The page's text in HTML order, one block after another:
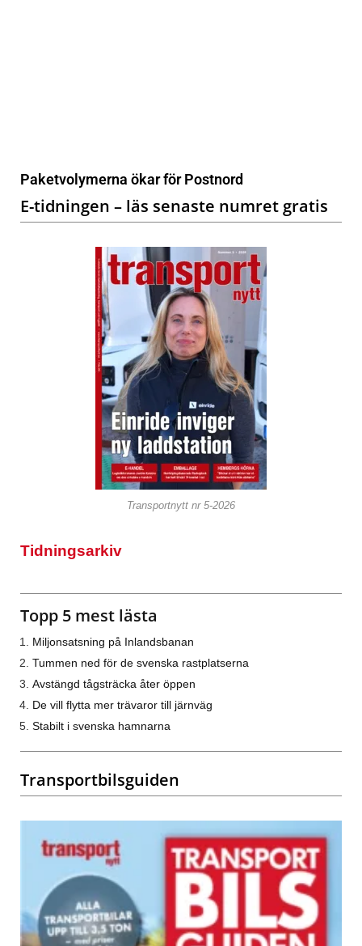
Paketvolymerna ökar för Postnord
E-tidningen – läs senaste numret gratis
Transportnytt nr 5-2026
Tidningsarkiv
Topp 5 mest lästa
Miljonsatsning på Inlandsbanan
Tummen ned för de svenska rastplatserna
Avstängd tågsträcka åter öppen
De vill flytta mer trävaror till järnväg
Stabilt i svenska hamnarna
Transportbilsguiden